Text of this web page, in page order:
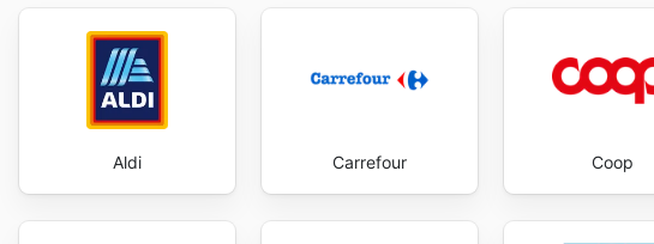
Aldi Carrefour Coop